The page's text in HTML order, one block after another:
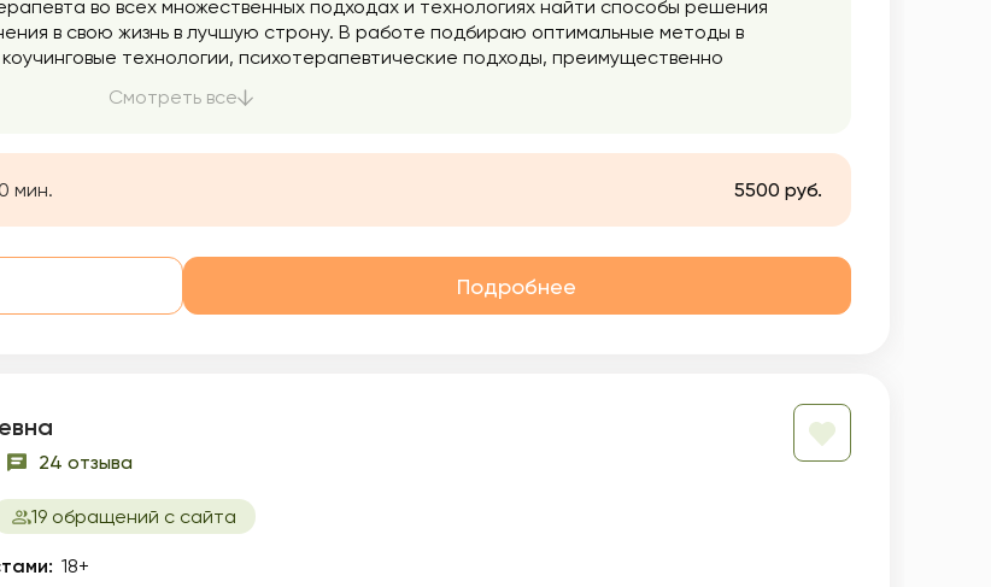
во всех множественных подходах и технологиях найти способы решения
в свою жизнь в лучшую строну. В работе подбираю оптимальные методы в
технологии, психотерапевтические подходы, преимущественно
механизмы Вашей психики, которые в настоящем определяют
как затруднительно, а порой невозможно, влиять на эти механизмы волевыми
в обычной жизни малодоступны.
Смотреть все
мин. 5500 руб.
Подробнее
24 отзыва
19 обращений с сайта
18+